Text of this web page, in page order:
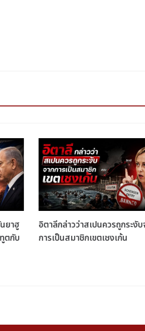
ยาฮู
ตกับ
อิตาลีกล่าวว่าสเปนควรถูกระงั
การเป็นสมาชิกเขตเชงเก้น